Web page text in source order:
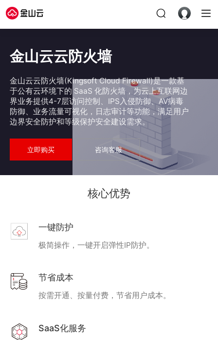
金山云云防火墙
金山云云防火墙(Kingsoft Cloud Firewall)是一款基
于公有云环境下的 SaaS 化防火墙，为云上互联网边
界业务提供4-7层访问控制、IPS入侵防御、AV病毒
防御、业务流量可视化，日志审计等功能，满足用户
边界安全防护和等级保护安全建设需求。
立即购买 咨询客服
核心优势
一键防护
极简操作，一键开启弹性IP防护。
节省成本
按需开通、按量付费，节省用户成本。
SaaS化服务